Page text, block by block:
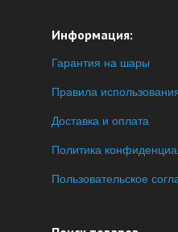
Информация:
Гарантия на шары
Правила
Доставка и оплата
Политика
Пользовательское